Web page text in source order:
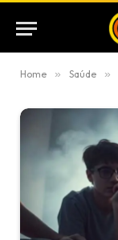
Home » Saúde »